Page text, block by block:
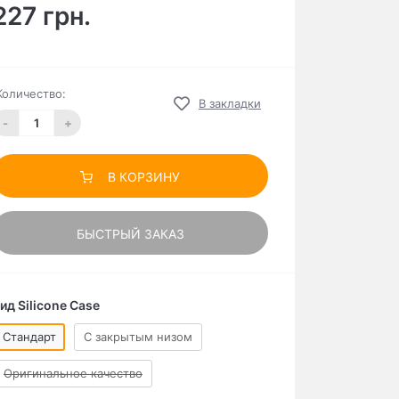
грн.
- +
В закладки
В КОРЗИНУ
БЫСТРЫЙ ЗАКАЗ
Silicone Case
Стандарт C закрытым низом
Оригинальное качество